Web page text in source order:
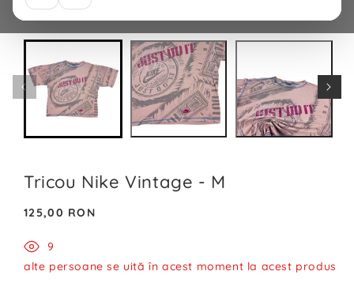
Tricou Nike Vintage - M
Preț
125,00 RON
9
alte persoane se uită în acest moment la acest produs